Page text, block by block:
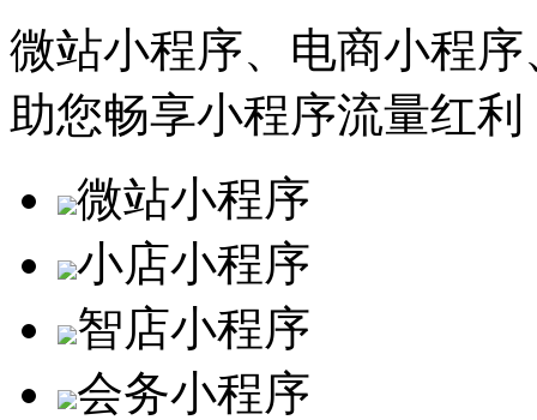
微站小程序、电商小程
助您畅享小程序流量红利
微站小程序
小店小程序
智店小程序
会务小程序